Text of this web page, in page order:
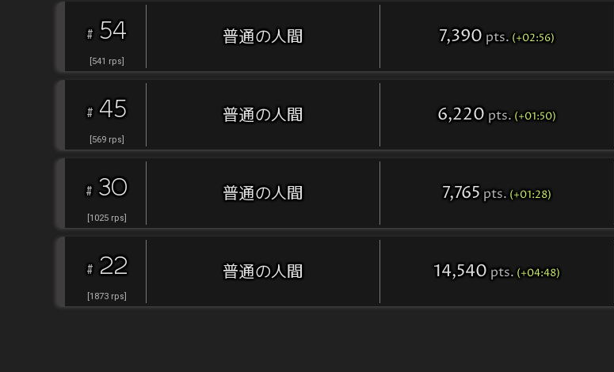
# 54
[541 rps]
普通の人間 7,390 pts. (+02:56)
# 45
[569 rps]
普通の人間 6,220 pts. (+01:50)
# 30
[1025 rps]
普通の人間 7,765 pts. (+01:28)
# 22
[1873 rps]
普通の人間 14,540 pts. (+04:48)